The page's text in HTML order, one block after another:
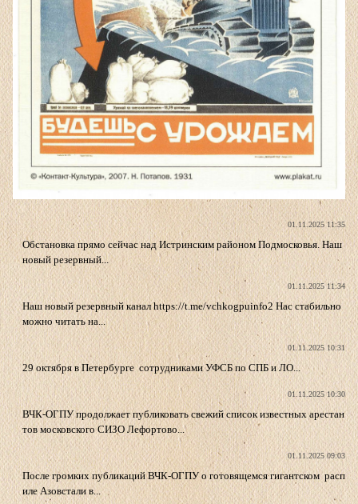
01.11.2025 11:35
Обстановка прямо сейчас над Истринским районом Подмосковья. Наш
новый резервный...
01.11.2025 11:34
Наш новый резервный канал https://t.me/vchkogpuinfo2 Нас стабильно
можно читать на...
01.11.2025 10:31
29 октября в Петербурге сотрудниками УФСБ по СПБ и ЛО...
01.11.2025 10:30
ВЧК-ОГПУ продолжает публиковать свежий список известных арестан
тов московского СИЗО Лефортово...
01.11.2025 09:03
После громких публикаций ВЧК-ОГПУ о готовящемся гигантском расп
иле Азовстали в...